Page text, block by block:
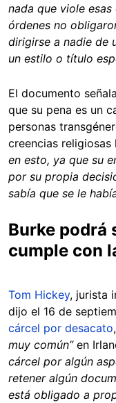
nada que viole esas
órdenes no
dirigirse a nadie de
un estilo o título
El documento
que su pena es un
personas
creencias religiosas
en esto, ya que su
por su propia
sabía que se le
Burke podrá
cumple con
Tom Hickey, jurista
dijo el 16 de
cárcel por desacato
muy común”en
cárcel por algún
retener algún
está obligado a